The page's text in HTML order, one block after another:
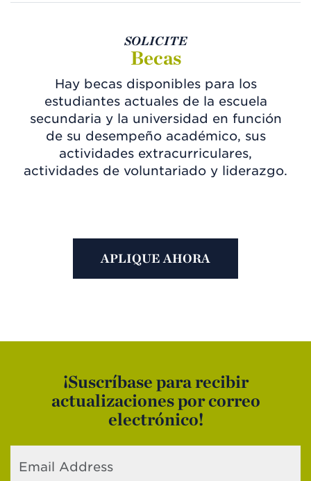
SOLICITE
Becas
Hay becas disponibles para los
estudiantes actuales de la escuela
secundaria y la universidad en función
de su desempeño académico, sus
actividades extracurriculares,
actividades de voluntariado y liderazgo.
APLIQUE AHORA
¡Suscríbase para recibir
actualizaciones por correo
electrónico!